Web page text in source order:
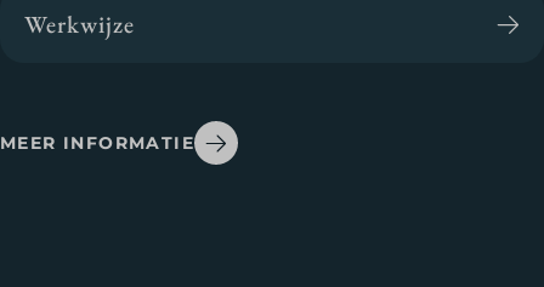
Werkwijze
MEER INFORMATIE